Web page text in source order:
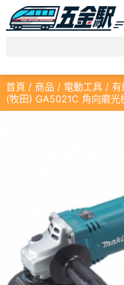
首頁 / 商品 / 電動工具 /
(牧田) GA5021C 角向磨光